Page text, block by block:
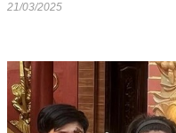
21/03/2025